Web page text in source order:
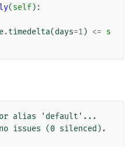
(self):
.timedelta(days=1) <= s
for alias 'default'...
issues (0 silenced).